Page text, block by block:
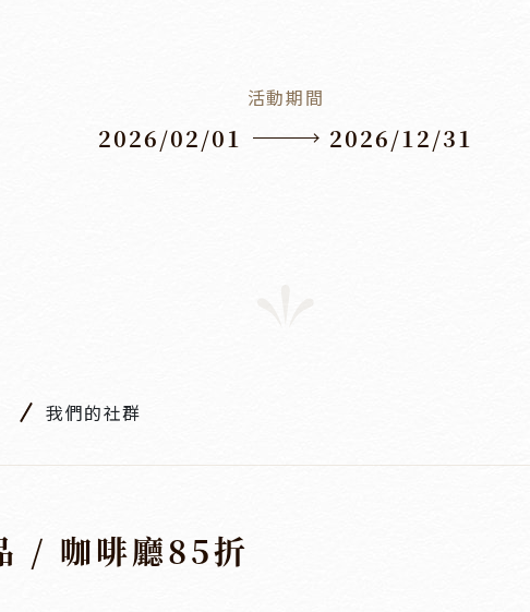
活動期間
2026/02/01 2026/12/31
我們的社群
/ 咖啡廳85折